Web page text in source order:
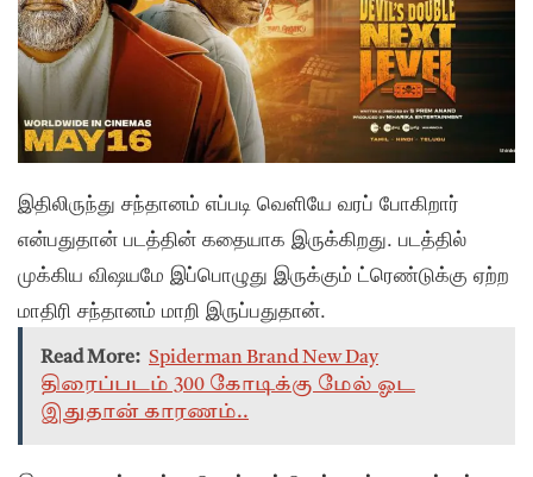
இதிலிருந்து சந்தானம் எப்படி வெளியே வரப் போகிறார்
என்பதுதான் படத்தின் கதையாக இருக்கிறது. படத்தில்
முக்கிய விஷயமே இப்பொழுது இருக்கும் ட்ரெண்டுக்கு ஏற்ற
மாதிரி சந்தானம் மாறி இருப்பதுதான்.
Read More: Spiderman Brand New Day
திரைப்படம் 300 கோடிக்கு மேல் ஓட
இதுதான் காரணம்..